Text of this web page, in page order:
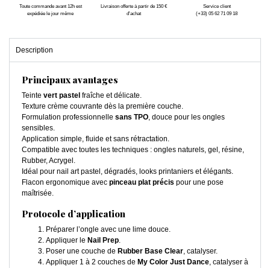
Toute commande avant 12h est
expédiée le jour même
Livraison offerte à partir de 150 €
d'achat
Service client
(+33) 05 62 71 09 18
Description
Principaux avantages
Teinte vert pastel fraîche et délicate.
Texture crème couvrante dès la première couche.
Formulation professionnelle sans TPO, douce pour les ongles
sensibles.
Application simple, fluide et sans rétractation.
Compatible avec toutes les techniques : ongles naturels, gel, résine,
Rubber, Acrygel.
Idéal pour nail art pastel, dégradés, looks printaniers et élégants.
Flacon ergonomique avec pinceau plat précis pour une pose
maîtrisée.
Protocole d’application
Préparer l’ongle avec une lime douce.
Appliquer le Nail Prep.
Poser une couche de Rubber Base Clear, catalyser.
Appliquer 1 à 2 couches de My Color Just Dance, catalyser à